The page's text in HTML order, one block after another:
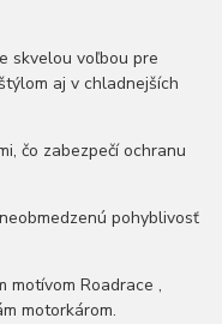
skvelou voľbou pre
aj v chladnejších
čo zabezpečí ochranu
pohyblivosť
motívom Roadrace ,
motorkárom.